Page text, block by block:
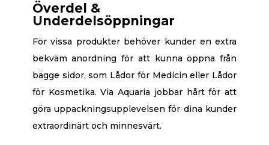
Överdel &
Underdelsöppningar
För vissa produkter behöver kunder en extra
bekväm anordning för att kunna öppna från
bägge sidor, som Lådor för Medicin eller Lådor
för Kosmetika. Via Aquaria jobbar hårt för att
göra uppackningsupplevelsen för dina kunder
extraordinärt och minnesvärt.